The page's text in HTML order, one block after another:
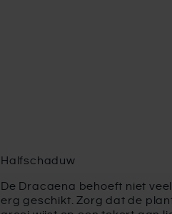
Halfschaduw
De Dracaena behoeft niet
erg geschikt. Zorg dat de